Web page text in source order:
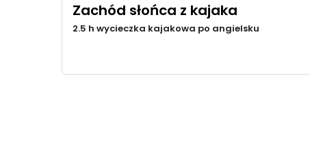
Zachód słońca z kajaka
2.5 h wycieczka kajakowa po angielsku